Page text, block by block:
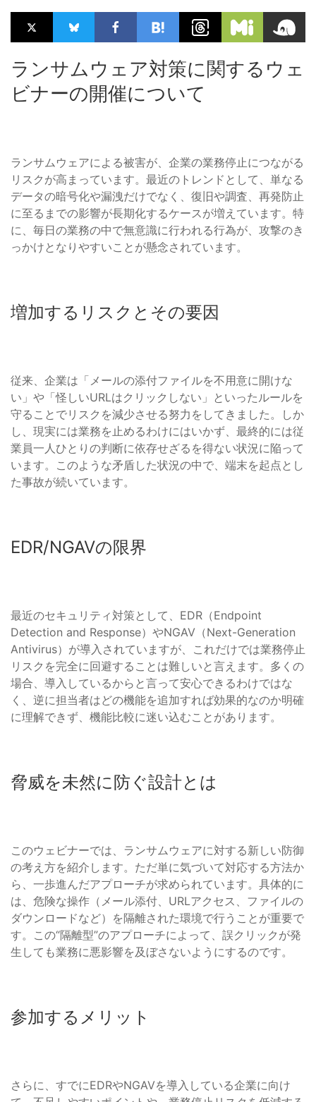
ランサムウェア対策に関するウェ
ビナーの開催について
ランサムウェアによる被害が、企業の業務停止につながる
リスクが高まっています。最近のトレンドとして、単なる
データの暗号化や漏洩だけでなく、復旧や調査、再発防止
に至るまでの影響が長期化するケースが増えています。特
に、毎日の業務の中で無意識に行われる行為が、攻撃のき
っかけとなりやすいことが懸念されています。
増加するリスクとその要因
従来、企業は「メールの添付ファイルを不用意に開けな
い」や「怪しいURLはクリックしない」といったルールを
守ることでリスクを減少させる努力をしてきました。しか
し、現実には業務を止めるわけにはいかず、最終的には従
業員一人ひとりの判断に依存せざるを得ない状況に陥って
います。このような矛盾した状況の中で、端末を起点とし
た事故が続いています。
EDR/NGAVの限界
最近のセキュリティ対策として、EDR（Endpoint
Detection and Response）やNGAV（Next-Generation
Antivirus）が導入されていますが、これだけでは業務停止
リスクを完全に回避することは難しいと言えます。多くの
場合、導入しているからと言って安心できるわけではな
く、逆に担当者はどの機能を追加すれば効果的なのか明確
に理解できず、機能比較に迷い込むことがあります。
脅威を未然に防ぐ設計とは
このウェビナーでは、ランサムウェアに対する新しい防御
の考え方を紹介します。ただ単に気づいて対応する方法か
ら、一歩進んだアプローチが求められています。具体的に
は、危険な操作（メール添付、URLアクセス、ファイルの
ダウンロードなど）を隔離された環境で行うことが重要で
す。この“隔離型”のアプローチによって、誤クリックが発
生しても業務に悪影響を及ぼさないようにするのです。
参加するメリット
さらに、すでにEDRやNGAVを導入している企業に向け